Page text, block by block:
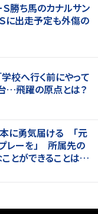
Ｓ勝ち馬のカナルサン
に出走予定も外傷の
学校へ行く前にやって
…飛躍の原点とは？
本に勇気届ける 「元
レーを」 所属先の
とができることは当